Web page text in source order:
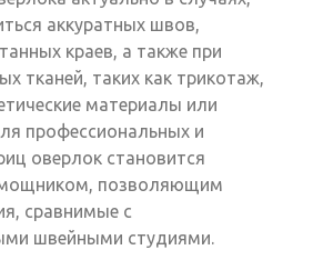
аккуратных швов,
краев, а также при
тканей, таких как трикотаж,
материалы или
профессиональных и
оверлок становится
позволяющим
сравнимые с
швейными студиями.